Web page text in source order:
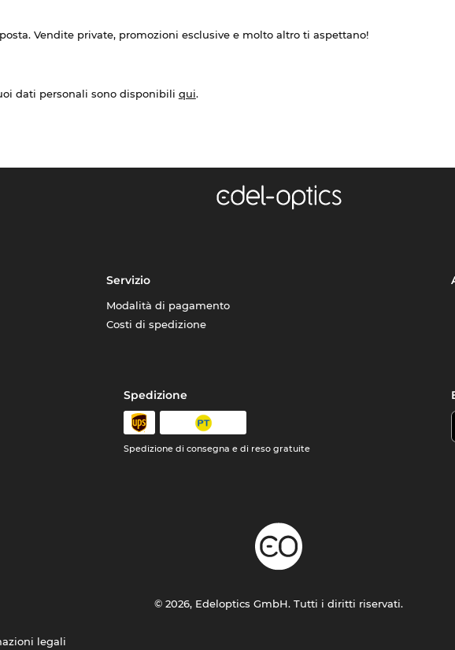
Vendite private, promozioni esclusive e molto altro ti aspettano!
dati personali sono disponibili qui.
Servizio
Modalità di pagamento
Costi di spedizione
Spedizione
Spedizione di consegna e di reso gratuite
legali
© 2026, Edeloptics GmbH. Tutti i diritti riservati.